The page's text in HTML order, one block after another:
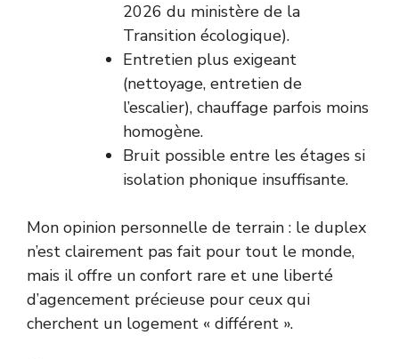
2026 du ministère de la
Transition écologique).
Entretien plus exigeant
(nettoyage, entretien de
l’escalier), chauffage parfois moins
homogène.
Bruit possible entre les étages si
isolation phonique insuffisante.
Mon opinion personnelle de terrain : le duplex
n’est clairement pas fait pour tout le monde,
mais il offre un confort rare et une liberté
d’agencement précieuse pour ceux qui
cherchent un logement « différent ».